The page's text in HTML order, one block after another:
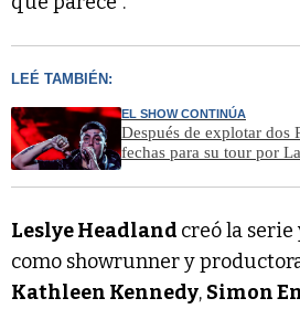
LEÉ TAMBIÉN:
EL SHOW CONTINÚA
Después de explotar dos
fechas para su tour por
Leslye Headland creó la serie
como showrunner y
Kathleen Kennedy, Simon